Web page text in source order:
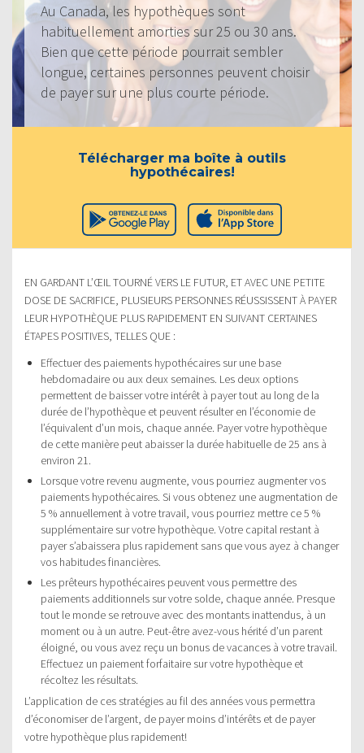
Au Canada, les hypothèques sont
habituellement amorties sur 25 ou 30 ans.
Bien que cette période pourrait sembler
longue, certaines personnes peuvent choisir
de payer sur une plus courte période.
Télécharger ma boîte à outils
hypothécaires!
EN GARDANT L’ŒIL TOURNÉ VERS LE FUTUR, ET AVEC UNE PETITE
DOSE DE SACRIFICE, PLUSIEURS PERSONNES RÉUSSISSENT À PAYER
LEUR HYPOTHÈQUE PLUS RAPIDEMENT EN SUIVANT CERTAINES
ÉTAPES POSITIVES, TELLES QUE :
Effectuer des paiements hypothécaires sur une base
hebdomadaire ou aux deux semaines. Les deux options
permettent de baisser votre intérêt à payer tout au long de la
durée de l’hypothèque et peuvent résulter en l’économie de
l’équivalent d’un mois, chaque année. Payer votre hypothèque
de cette manière peut abaisser la durée habituelle de 25 ans à
environ 21.
Lorsque votre revenu augmente, vous pourriez augmenter vos
paiements hypothécaires. Si vous obtenez une augmentation de
5 % annuellement à votre travail, vous pourriez mettre ce 5 %
supplémentaire sur votre hypothèque. Votre capital restant à
payer s’abaissera plus rapidement sans que vous ayez à changer
vos habitudes financières.
Les prêteurs hypothécaires peuvent vous permettre des
paiements additionnels sur votre solde, chaque année. Presque
tout le monde se retrouve avec des montants inattendus, à un
moment ou à un autre. Peut-être avez-vous hérité d’un parent
éloigné, ou vous avez reçu un bonus de vacances à votre travail.
Effectuez un paiement forfaitaire sur votre hypothèque et
récoltez les résultats.
L’application de ces stratégies au fil des années vous permettra
d’économiser de l’argent, de payer moins d’intérêts et de payer
votre hypothèque plus rapidement!